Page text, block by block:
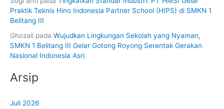
Praktik Teknis Hino Indonesia Partner School (HIPS) di SMKN 1
Belitang III
Ghozali pada Wujudkan Lingkungan Sekolah yang Nyaman,
SMKN 1 Belitang III Gelar Gotong Royong Serentak Gerakan
Nasional Indonesia Asri
Arsip
Juli 2026